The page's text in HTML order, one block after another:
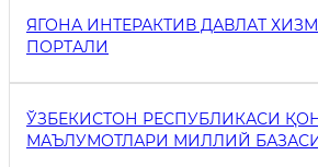
ЯГОНА ИНТЕРАКТИВ ДАВЛАТ
ПОРТАЛИ
ЎЗБЕКИСТОН РЕСПУБЛИКАСИ
МАЪЛУМОТЛАРИ МИЛЛИЙ